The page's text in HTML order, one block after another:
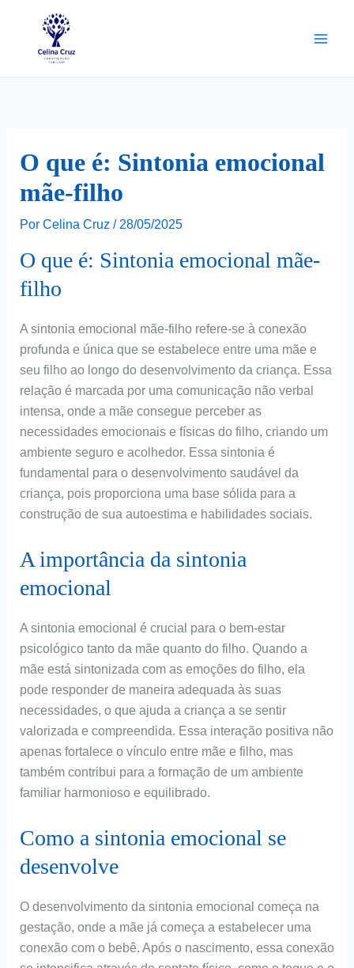
O que é: Sintonia emocional
mãe-filho
Por Celina Cruz / 28/05/2025
O que é: Sintonia emocional mãe-
filho
A sintonia emocional mãe-filho refere-se à conexão
profunda e única que se estabelece entre uma mãe e
seu filho ao longo do desenvolvimento da criança. Essa
relação é marcada por uma comunicação não verbal
intensa, onde a mãe consegue perceber as
necessidades emocionais e físicas do filho, criando um
ambiente seguro e acolhedor. Essa sintonia é
fundamental para o desenvolvimento saudável da
criança, pois proporciona uma base sólida para a
construção de sua autoestima e habilidades sociais.
A importância da sintonia
emocional
A sintonia emocional é crucial para o bem-estar
psicológico tanto da mãe quanto do filho. Quando a
mãe está sintonizada com as emoções do filho, ela
pode responder de maneira adequada às suas
necessidades, o que ajuda a criança a se sentir
valorizada e compreendida. Essa interação positiva não
apenas fortalece o vínculo entre mãe e filho, mas
também contribui para a formação de um ambiente
familiar harmonioso e equilibrado.
Como a sintonia emocional se
desenvolve
O desenvolvimento da sintonia emocional começa na
gestação, onde a mãe já começa a estabelecer uma
conexão com o bebê. Após o nascimento, essa conexão